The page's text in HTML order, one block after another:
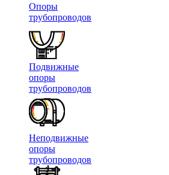
Опоры
трубопроводов
Подвижные
опоры
трубопроводов
Неподвижные
опоры
трубопроводов